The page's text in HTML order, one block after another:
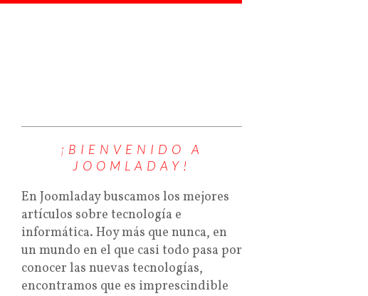
¡BIENVENIDO A
JOOMLADAY!
En Joomladay buscamos los mejores
artículos sobre tecnología e
informática. Hoy más que nunca, en
un mundo en el que casi todo pasa por
conocer las nuevas tecnologías,
encontramos que es imprescindible